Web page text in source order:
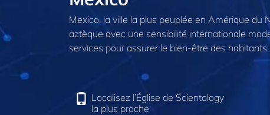
Mexico, la ville la plus peuplée en Amérique du
aztèque avec une sensibilité internationale
services pour assurer le bien-être des habitants
Localisez l’Église de Scientology
la plus proche